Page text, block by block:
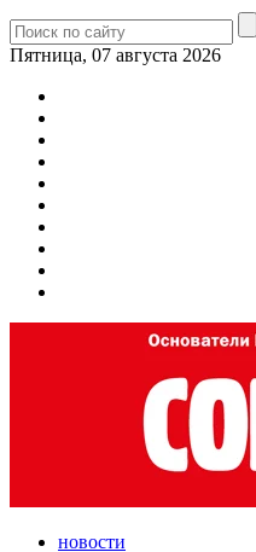
Пятница, 07 августа 2026
новости